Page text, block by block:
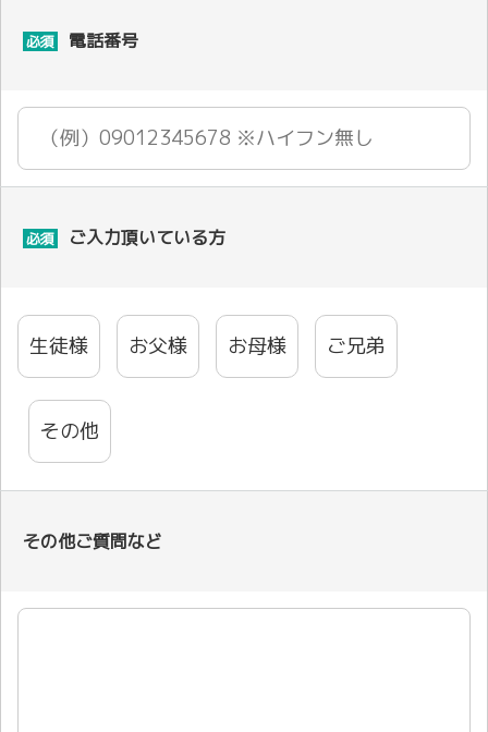
必須 電話番号
必須 ご入力頂いている方
生徒様 お父様 お母様 ご兄弟
その他
その他ご質問など